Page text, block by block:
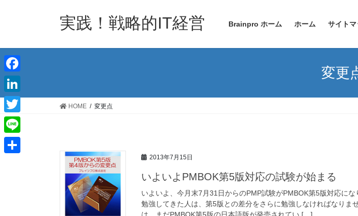
ツ
へ
ス
キ
ッ
プ
シ
ョ
ン
に
移
動
実践！戦略的IT経営 Brainpro ホーム ホーム サイトマ
変更
HOME 変更点
2013年7月15日
いよいよPMBOK第5版対応の試験が始まる
いよいよ、今月末7月31日からのPMP試験がPMBOK第5版対応に
勉強してきた人は、第5版との差分をさらに勉強しなければなりま
F
a
c
e
b
L
i
n
k
T
w
i
L